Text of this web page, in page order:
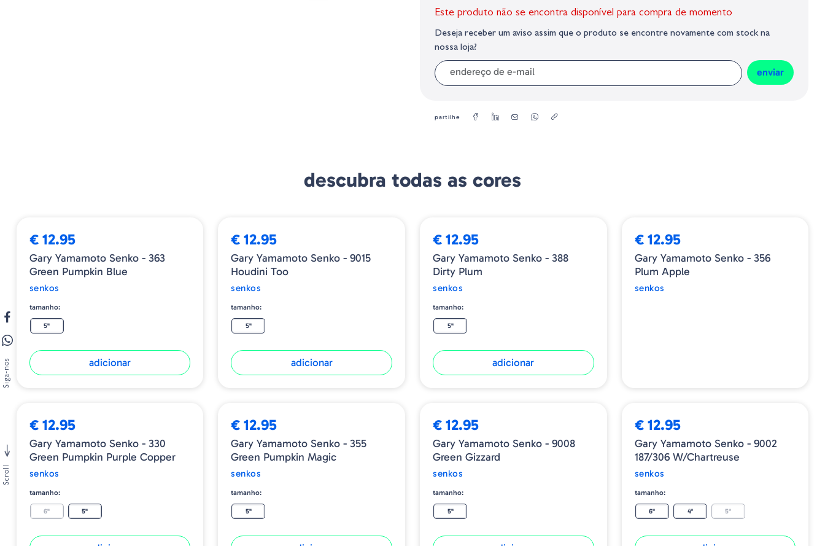
Este produto não se encontra disponível para compra de momento
Deseja receber um aviso assim que o produto se encontre novamente com stock na
nossa loja?
enviar
partilhe
descubra todas as cores
€ 12.95
Gary Yamamoto Senko - 363
Green Pumpkin Blue
senkos
tamanho:
5"
adicionar
€ 12.95
Gary Yamamoto Senko - 9015
Houdini Too
senkos
tamanho:
5"
adicionar
€ 12.95
Gary Yamamoto Senko - 388
Dirty Plum
senkos
tamanho:
5"
adicionar
€ 12.95
Gary Yamamoto Senko - 356
Plum Apple
senkos
€ 12.95
Gary Yamamoto Senko - 330
Green Pumpkin Purple Copper
senkos
tamanho:
6" 5"
€ 12.95
Gary Yamamoto Senko - 355
Green Pumpkin Magic
senkos
tamanho:
5"
€ 12.95
Gary Yamamoto Senko - 9008
Green Gizzard
senkos
tamanho:
5"
€ 12.95
Gary Yamamoto Senko - 9002
187/306 W/Chartreuse
senkos
tamanho:
6" 4" 5"
Siga-nos
Scroll